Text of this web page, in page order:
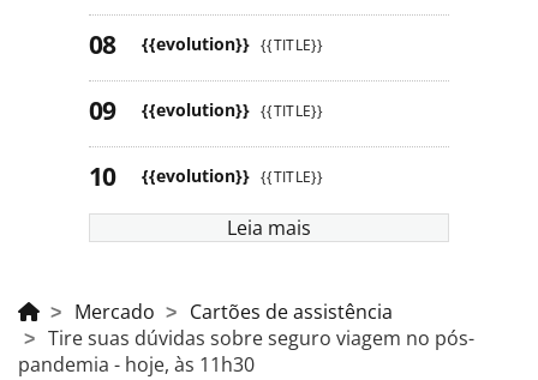
{{evolution}} {{TITLE}}
{{evolution}} {{TITLE}}
{{evolution}} {{TITLE}}
Leia mais
Mercado
Cartões de assistência
Tire suas dúvidas sobre seguro viagem no pós-
pandemia - hoje, às 11h30